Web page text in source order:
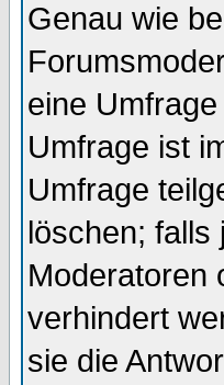
Genau wie
eine
Umfrage ist
Umfrage
löschen; falls
Moderatoren
verhindert
sie die